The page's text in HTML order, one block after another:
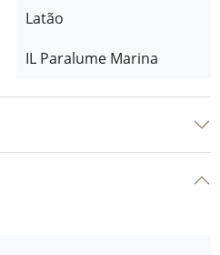
Latão
IL Paralume Marina